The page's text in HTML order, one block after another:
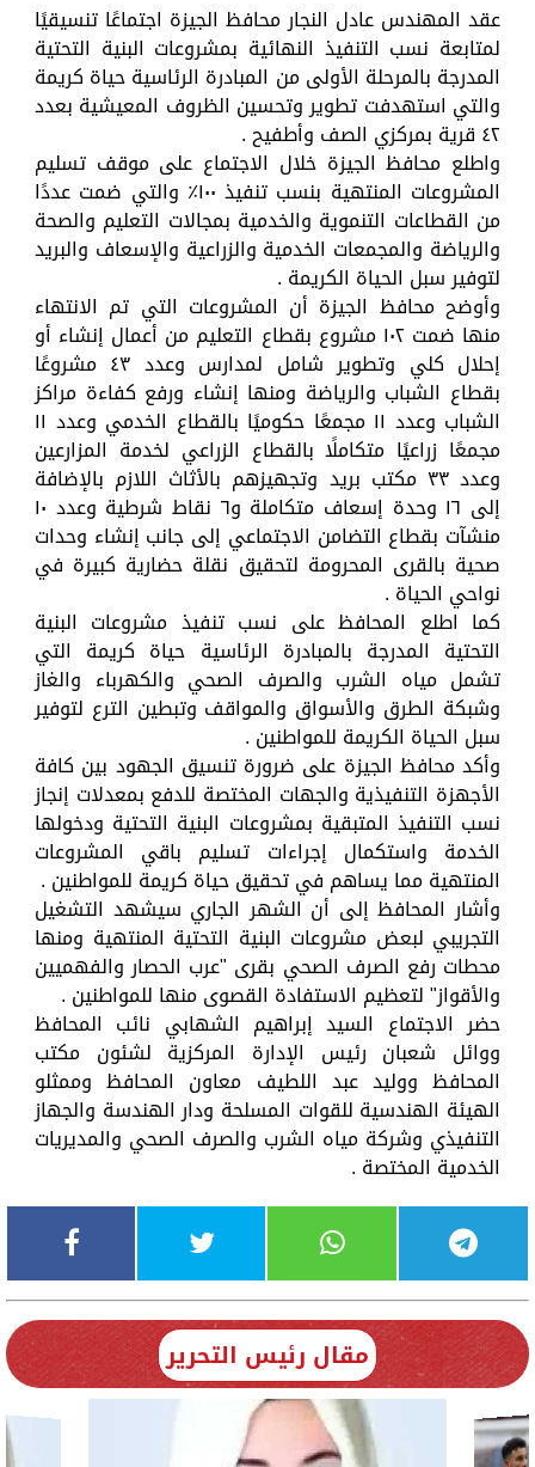
عقد المهندس عادل النجار محافظ الجيزة اجتماعًا تنسيقيًا
لمتابعة نسب التنفيذ النهائية بمشروعات البنية التحتية
المدرجة بالمرحلة الأولى من المبادرة الرئاسية حياة كريمة
والتي استهدفت تطوير وتحسين الظروف المعيشية بعدد
٤٢ قرية بمركزي الصف وأطفيح .
واطلع محافظ الجيزة خلال الاجتماع على موقف تسليم
المشروعات المنتهية بنسب تنفيذ ١٠٠٪ والتي ضمت عددًا
من القطاعات التنموية والخدمية بمجالات التعليم والصحة
والرياضة والمجمعات الخدمية والزراعية والإسعاف والبريد
لتوفير سبل الحياة الكريمة .
وأوضح محافظ الجيزة أن المشروعات التي تم الانتهاء
منها ضمت ١٠٢ مشروع بقطاع التعليم من أعمال إنشاء أو
إحلال كلي وتطوير شامل لمدارس وعدد ٤٣ مشروعًا
بقطاع الشباب والرياضة ومنها إنشاء ورفع كفاءة مراكز
الشباب وعدد ١١ مجمعًا حكوميًا بالقطاع الخدمي وعدد ١١
مجمعًا زراعيًا متكاملًا بالقطاع الزراعي لخدمة المزارعين
وعدد ٣٣ مكتب بريد وتجهيزهم بالأثاث اللازم بالإضافة
إلى ١٦ وحدة إسعاف متكاملة و٦ نقاط شرطية وعدد ١٠
منشآت بقطاع التضامن الاجتماعي إلى جانب إنشاء وحدات
صحية بالقرى المحرومة لتحقيق نقلة حضارية كبيرة في
نواحي الحياة .
كما اطلع المحافظ على نسب تنفيذ مشروعات البنية
التحتية المدرجة بالمبادرة الرئاسية حياة كريمة التي
تشمل مياه الشرب والصرف الصحي والكهرباء والغاز
وشبكة الطرق والأسواق والمواقف وتبطين الترع لتوفير
سبل الحياة الكريمة للمواطنين .
وأكد محافظ الجيزة على ضرورة تنسيق الجهود بين كافة
الأجهزة التنفيذية والجهات المختصة للدفع بمعدلات إنجاز
نسب التنفيذ المتبقية بمشروعات البنية التحتية ودخولها
الخدمة واستكمال إجراءات تسليم باقي المشروعات
المنتهية مما يساهم في تحقيق حياة كريمة للمواطنين .
وأشار المحافظ إلى أن الشهر الجاري سيشهد التشغيل
التجريبي لبعض مشروعات البنية التحتية المنتهية ومنها
محطات رفع الصرف الصحي بقرى "عرب الحصار والفهميين
والأقواز" لتعظيم الاستفادة القصوى منها للمواطنين .
حضر الاجتماع السيد إبراهيم الشهابي نائب المحافظ
ووائل شعبان رئيس الإدارة المركزية لشئون مكتب
المحافظ ووليد عبد اللطيف معاون المحافظ وممثلو
الهيئة الهندسية للقوات المسلحة ودار الهندسة والجهاز
التنفيذي وشركة مياه الشرب والصرف الصحي والمديريات
الخدمية المختصة .
مقال رئيس التحرير